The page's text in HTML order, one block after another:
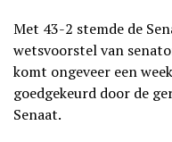
Met 43-2 stemde de
wetsvoorstel van
komt ongeveer een
goedgekeurd door de
Senaat.